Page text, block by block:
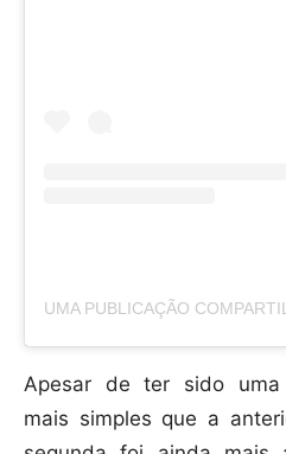
Apesar de ter sido uma
mais simples que a